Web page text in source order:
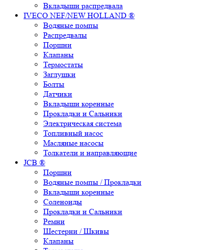
Вкладыши распредвала
IVECO NEF/NEW HOLLAND ®
Водяные помпы
Распредвалы
Поршни
Клапаны
Термостаты
Заглушки
Болты
Датчики
Вкладыши коренные
Прокладки и Сальники
Электрическая система
Топливный насос
Масляные насосы
Толкатели и направляющие
JCB ®
Поршни
Водяные помпы / Прокладки
Вкладыши коренные
Соленоиды
Прокладки и Сальники
Ремни
Шестерни / Шкивы
Клапаны